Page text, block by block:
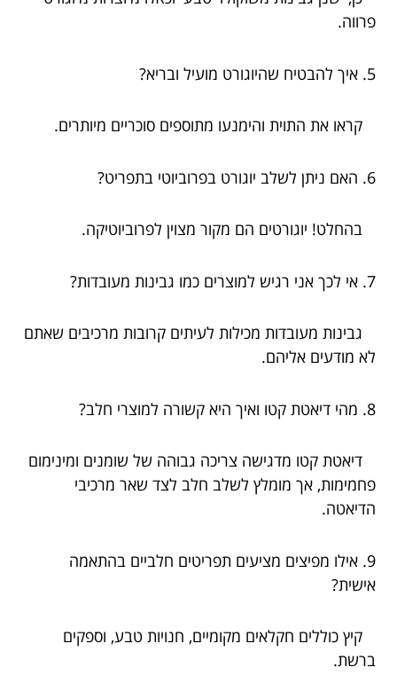
פרווה.
5. איך להבטיח שהיוגורט מועיל ובריא?
קראו את התוית והימנעו מתוספים סוכריים מיותרים.
6. האם ניתן לשלב יוגורט בפרוביוטי בתפריט?
בהחלט! יוגורטים הם מקור מצוין לפרוביוטיקה.
7. אי לכך אני רגיש למוצרים כמו גבינות מעובדות?
גבינות מעובדות מכילות לעיתים קרובות מרכיבים שאתם
לא מודעים אליהם.
8. מהי דיאטת קטו ואיך היא קשורה למוצרי חלב?
דיאטת קטו מדגישה צריכה גבוהה של שומנים ומינימום
פחמימות, אך מומלץ לשלב חלב לצד שאר מרכיבי
הדיאטה.
9. אילו מפיצים מציעים תפריטים חלביים בהתאמה
אישית?
קיץ כוללים חקלאים מקומיים, חנויות טבע, וספקים
ברשת.